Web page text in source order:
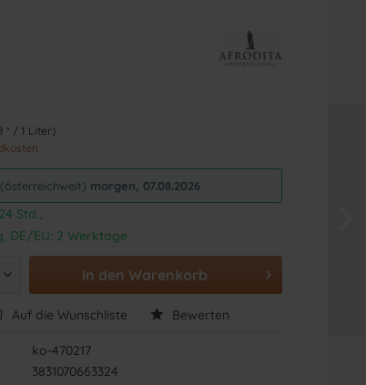
* / 1 Liter)
morgen, 07.08.2026
Std.,
DE/EU: 2 Werktage
In den Warenkorb
Auf die Wunschliste Bewerten
ko-470217
3831070663324